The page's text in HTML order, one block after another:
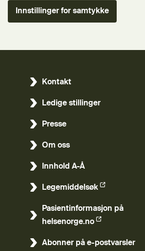
Innstillinger for samtykke
Kontakt
Ledige stillinger
Presse
Om oss
Innhold A-Å
Legemiddelsøk
(Ekstern lenke)
Pasientinformasjon på
helsenorge.no
(Ekstern lenke)
Abonner på e-postvarsler